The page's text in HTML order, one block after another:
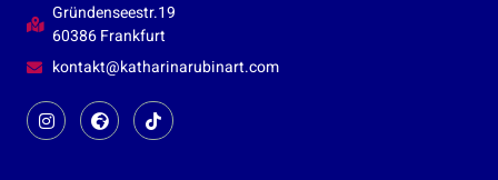
Gründenseestr.19
60386 Frankfurt
kontakt@katharinarubinart.com